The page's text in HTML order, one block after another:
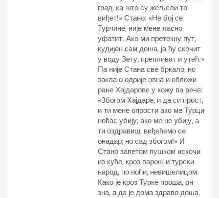
град, ка што су жељели то
виђет!» Стано: «Не бој се
Турчине, није мене ласно
уфатит. Ако ми претекну пут,
кудијен сам доша, ја ћу скочит
у воду Зету, препливат и утећ.»
Па није Стана све бркало, но
закла о одрије овна и обложи
ране Хајдарове у кожу па рече:
«Збогом Хајдаре, и да си прост,
и ти мене опрости ако ме Турци
ноћас убију; ако ме не убију, а
ти оздравиш, виђећемо се
онадар; но сад збогом!» И
Стано запетом пушком искочи
из куће, кроз варош и турски
народ, по ноћи, невишелицом.
Како је кроз Турке проша, он
зна, а да је дома здраво доша,